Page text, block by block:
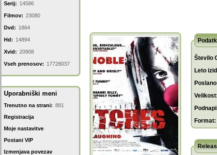
Serij: 14586
Filmov: 23080
Dvd: 1864
Hd: 14894
Xvid: 20908
Vseh prenosov: 17728037
Uporabniški meni
Trenutno na strani: 881
Registracija
Moje nastavitve
Postani VIP
Izmenjava povezav
Število
Leto
Format: